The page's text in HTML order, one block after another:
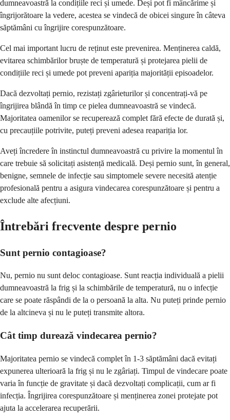
dumneavoastră la condițiile reci și umede. Deși pot fi mâncărime și
îngrijorătoare la vedere, acestea se vindecă de obicei singure în câteva
săptămâni cu îngrijire corespunzătoare.
Cel mai important lucru de reținut este prevenirea. Menținerea caldă,
evitarea schimbărilor bruște de temperatură și protejarea pielii de
condițiile reci și umede pot preveni apariția majorității episoadelor.
Dacă dezvoltați pernio, rezistați zgârieturilor și concentrați-vă pe
îngrijirea blândă în timp ce pielea dumneavoastră se vindecă.
Majoritatea oamenilor se recuperează complet fără efecte de durată și,
cu precauțiile potrivite, puteți preveni adesea reapariția lor.
Aveți încredere în instinctul dumneavoastră cu privire la momentul în
care trebuie să solicitați asistență medicală. Deși pernio sunt, în general,
benigne, semnele de infecție sau simptomele severe necesită atenție
profesională pentru a asigura vindecarea corespunzătoare și pentru a
exclude alte afecțiuni.
Întrebări frecvente despre pernio
Sunt pernio contagioase?
Nu, pernio nu sunt deloc contagioase. Sunt reacția individuală a pielii
dumneavoastră la frig și la schimbările de temperatură, nu o infecție
care se poate răspândi de la o persoană la alta. Nu puteți prinde pernio
de la altcineva și nu le puteți transmite altora.
Cât timp durează vindecarea pernio?
Majoritatea pernio se vindecă complet în 1-3 săptămâni dacă evitați
expunerea ulterioară la frig și nu le zgâriați. Timpul de vindecare poate
varia în funcție de gravitate și dacă dezvoltați complicații, cum ar fi
infecția. Îngrijirea corespunzătoare și menținerea zonei protejate pot
ajuta la accelerarea recuperării.